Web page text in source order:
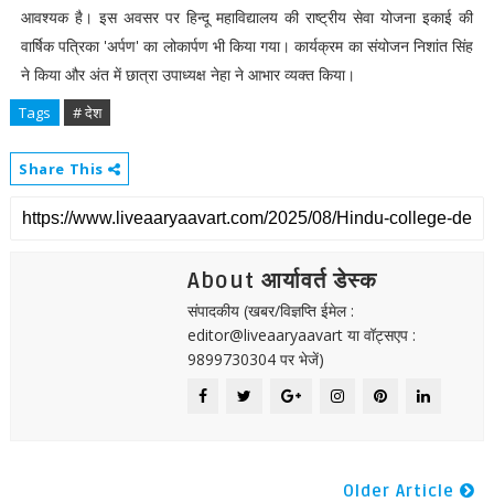
आवश्यक है। इस अवसर पर हिन्दू महाविद्यालय की राष्ट्रीय सेवा योजना इकाई की
वार्षिक पत्रिका 'अर्पण' का लोकार्पण भी किया गया। कार्यक्रम का संयोजन निशांत सिंह
ने किया और अंत में छात्रा उपाध्यक्ष नेहा ने आभार व्यक्त किया।
Tags # देश
Share This
About आर्यावर्त डेस्क
संपादकीय (खबर/विज्ञप्ति ईमेल :
editor@liveaaryaavart या वॉट्सएप :
9899730304 पर भेजें)
Older Article